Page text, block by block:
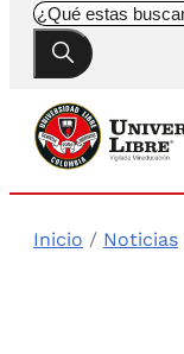
Buscar
Inicio / Noticias